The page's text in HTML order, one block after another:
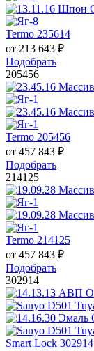
Termo 235614
от 213 643 ₽
Подобрать
205456
Termo 205456
от 457 843 ₽
Подобрать
214125
Termo 214125
от 457 843 ₽
Подобрать
302914
Smart Lock 302914